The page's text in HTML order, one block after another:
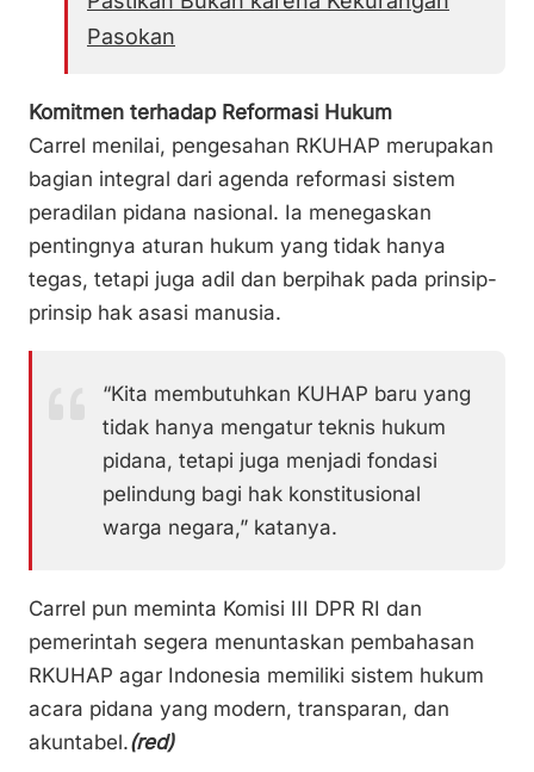
Pasokan
Komitmen terhadap Reformasi Hukum
Carrel menilai, pengesahan RKUHAP merupakan
bagian integral dari agenda reformasi sistem
peradilan pidana nasional. Ia menegaskan
pentingnya aturan hukum yang tidak hanya
tegas, tetapi juga adil dan berpihak pada prinsip-
prinsip hak asasi manusia.
“Kita membutuhkan KUHAP baru yang
tidak hanya mengatur teknis hukum
pidana, tetapi juga menjadi fondasi
pelindung bagi hak konstitusional
warga negara,” katanya.
Carrel pun meminta Komisi III DPR RI dan
pemerintah segera menuntaskan pembahasan
RKUHAP agar Indonesia memiliki sistem hukum
acara pidana yang modern, transparan, dan
akuntabel.(red)